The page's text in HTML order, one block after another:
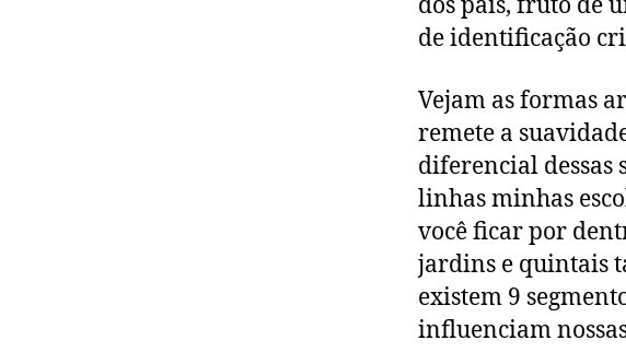
dos pais, fruto de
de identificação
Vejam as formas
remete a
diferencial dessas
linhas minhas
você ficar por
jardins e quintais
existem 9
influenciam